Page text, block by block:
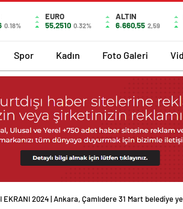
0.18%
EURO
55,2510 0.32%
ALTIN
6.660,55 2,59
Spor Kadın Foto Galeri
EKRANI 2024 | Ankara, Çamlıdere 31 Mart